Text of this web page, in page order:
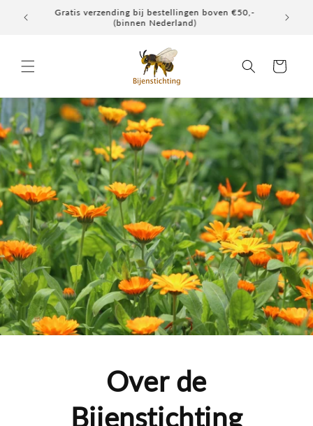
naar deGratis verzending bij bestellingen boven €50,-
(binnen Nederland)
Elke
Winkelwagen
Over de
Bijenstichting